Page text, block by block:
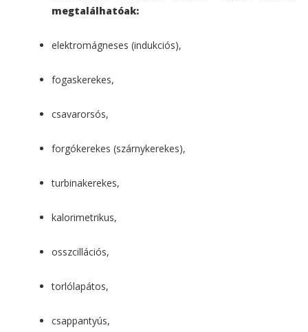
megtalálhatóak:
elektromágneses (indukciós),
fogaskerekes,
csavarorsós,
forgókerekes (szárnykerekes),
turbinakerekes,
kalorimetrikus,
osszcillációs,
torlólapátos,
csappantyús,